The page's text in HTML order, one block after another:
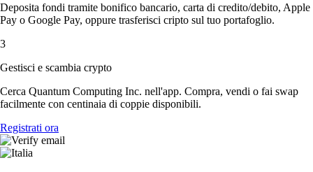
Deposita fondi tramite bonifico bancario, carta di credito/debito, Apple
Pay o Google Pay, oppure trasferisci cripto sul tuo portafoglio.
3
Gestisci e scambia crypto
Cerca Quantum Computing Inc. nell'app. Compra, vendi o fai swap
facilmente con centinaia di coppie disponibili.
Registrati ora